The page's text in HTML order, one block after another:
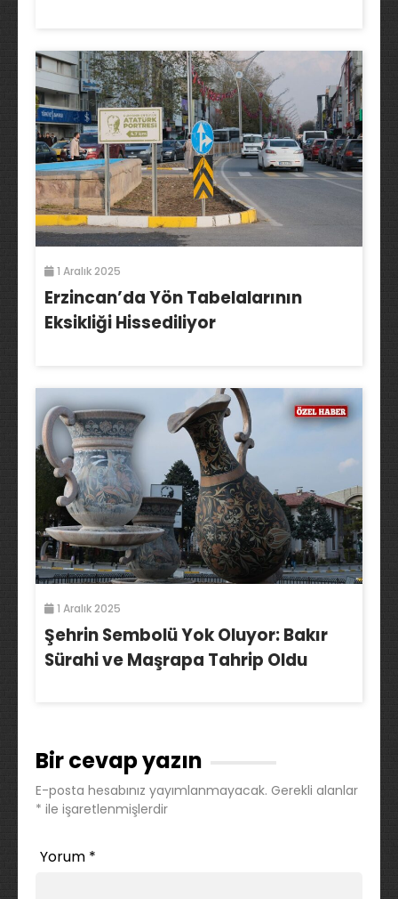
1 Aralık 2025
Erzincan’da Yön Tabelalarının
Eksikliği Hissediliyor
1 Aralık 2025
Şehrin Sembolü Yok Oluyor: Bakır
Sürahi ve Maşrapa Tahrip Oldu
Bir cevap yazın
E-posta hesabınız yayımlanmayacak. Gerekli alanlar
* ile işaretlenmişlerdir
Yorum *